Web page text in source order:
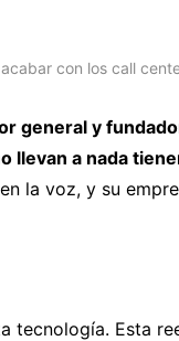
con los call
general y
llevan a nada
la voz, y su
tecnología. Esta